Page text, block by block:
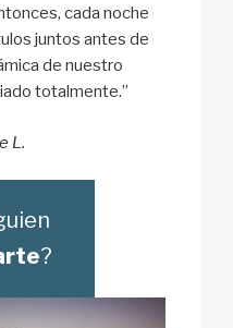
cada noche
juntos antes de
de nuestro
totalmente.”
L.
?